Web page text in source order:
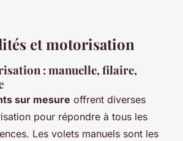
et motorisation
: manuelle, filaire,
sur mesure offrent diverses
pour répondre à tous les
Les volets manuels sont les